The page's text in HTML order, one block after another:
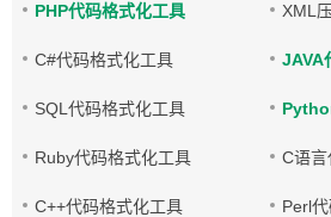
PHP代码格式化工具 XML
C#代码格式化工具 JAVA
SQL代码格式化工具
Ruby代码格式化工具 C语
C++代码格式化工具 Perl